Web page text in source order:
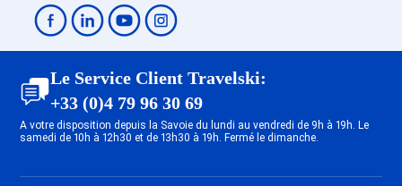
Le Service Client Travelski:
+33 (0)4 79 96 30 69
A votre disposition depuis la Savoie du lundi au vendredi de 9h à 19h. Le
samedi de 10h à 12h30 et de 13h30 à 19h. Fermé le dimanche.